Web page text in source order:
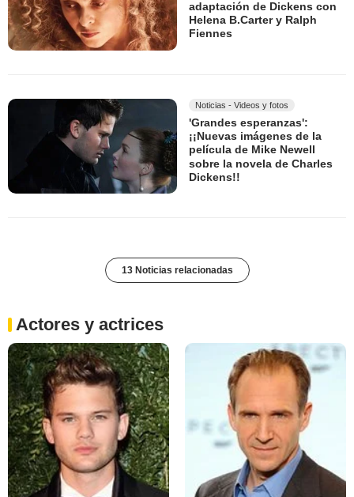
adaptación de Dickens con
Helena B.Carter y Ralph
Fiennes
Noticias - Videos y fotos
'Grandes esperanzas':
¡¡Nuevas imágenes de la
película de Mike Newell
sobre la novela de Charles
Dickens!!
13 Noticias relacionadas
Actores y actrices